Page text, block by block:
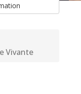
Vivante